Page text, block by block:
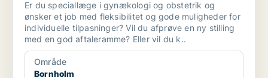
Er du speciallæge i gynækologi og obstetrik og
ønsker et job med fleksibilitet og gode muligheder for
individuelle tilpasninger? Vil du afprøve en ny stilling
med en god aftaleramme? Eller vil du k..
Område
Bornholm